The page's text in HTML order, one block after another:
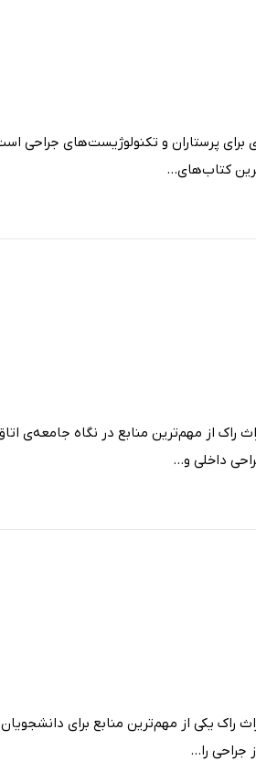
- جلد اول منبع جامع و معتبری برای پرستاران و تکنولوژیست‌های
کتاب‌های...
- جلد نهم نوشته‌ی جین سی راث راک از مهم‌ترین منابع در نگاه
داخلی و...
- جلد دوم نوشته‌ی جین سی راث راک یکی از مهم‌ترین منابع برای
را...